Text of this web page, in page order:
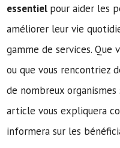
essentiel pour aider les
améliorer leur vie
gamme de services. Que
ou que vous rencontriez
de nombreux
article vous expliquera
informera sur les